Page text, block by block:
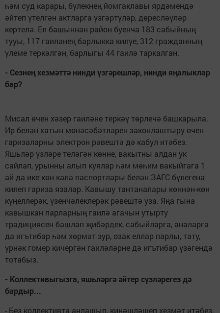
һәм суд карары, бүлекнең йомгаклавы ярдәмендә
әйтеп үтелгән актларга үзгәртүләр, дөресләүләр
кертелә. Ел башыннан район буенча 183 сабыйның
тууы, 117 гаиләнең барлыкка килүе, 312 гражданның
үлеме теркәлгән, барлыгы 44 гаилә таркалган.
- Сезнең хезмәттә нинди үзгәрешләр, нинди яңалыклар
бар?
Мисал өчен хәзер гаиләне теркәү төрлечә башкарыла.
Ир белән хатын мөнәсәбәтләрен законлаштыру өчен
гаризаларны электрон рәвештә дә кабул итәбез.
Яшьләр үзләре теләгән көнне, вакытны алдан ук
сайлап, урынны алып куялар һәм мөһим вакыйгага 1
ай да ике көн кала паспортлары белән ЗАГС бүлегенә
килеп гариза язалар. Кавышу тантаналары көннән-көн
күңеллерәк, үзенчәлеклерәк рәвештә уза. Яңа гына
кавышкан парларның гаилә агачын утырту
традициясен башлап җибәрдек, сабыйларга, аналарга
да игътибар һәм хөрмәт зур, озак еллар парлы, тату,
үрнәк гомер кичергән гаиләләрне дә игътибар үзәгендә
тотабыз.
- Коллективыгызга, яшьләргә әйтер сүзләрегез дә
бардыр...
- Без коллективта аңлашып, киңәшләшеп хезмәт итәбез.